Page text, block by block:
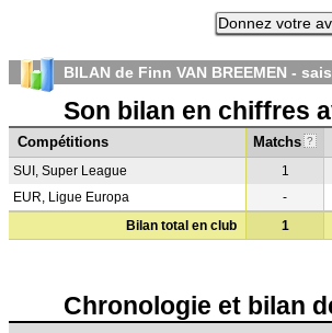
Donnez votre
BILAN de Finn VAN BREEMEN -
Son bilan en chiffres
Compétitions Matchs ?
SUI, Super League 1
EUR, Ligue Europa
-
Bilan total en club
1
Chronologie et bilan